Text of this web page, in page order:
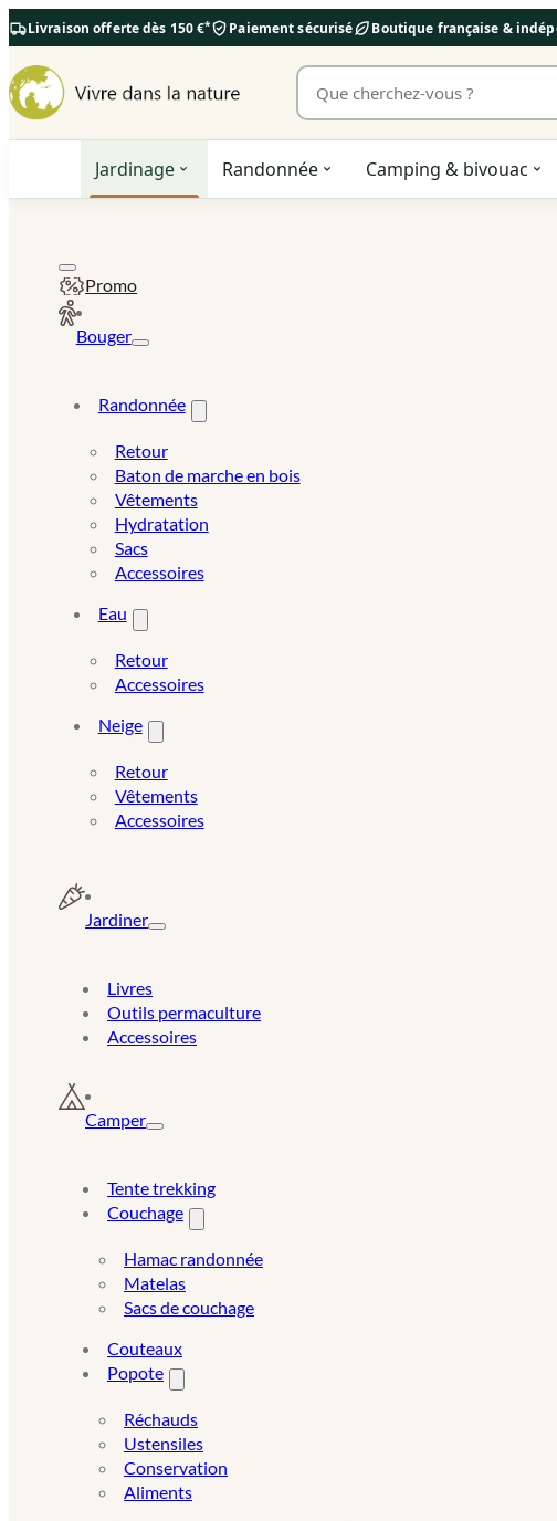
Livraison offerte dès 150 €* Paiement sécurisé Boutique française &
Rechercher un produit
Jardinage Randonnée Camping & bivouac
Promo
Bouger
Randonnée
Retour
Baton de marche en bois
Vêtements
Hydratation
Sacs
Accessoires
Eau
Retour
Accessoires
Neige
Retour
Vêtements
Accessoires
Jardiner
Livres
Outils permaculture
Accessoires
Camper
Tente trekking
Couchage
Hamac randonnée
Matelas
Sacs de couchage
Couteaux
Popote
Réchauds
Ustensiles
Conservation
Aliments